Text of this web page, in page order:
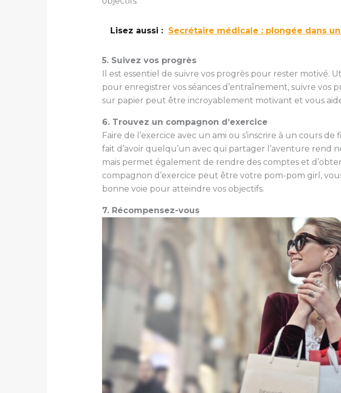
Lisez aussi : Secrétaire médicale : plongée dans
5. Suivez vos progrès
Il est essentiel de suivre vos progrès pour rester
pour enregistrer vos séances d’entraînement, suivre vos
sur papier peut être incroyablement motivant et vous
6. Trouvez un compagnon d’exercice
Faire de l’exercice avec un ami ou s’inscrire à un cours
fait d’avoir quelqu’un avec qui partager l’aventure rend
mais permet également de rendre des comptes et
compagnon d’exercice peut être votre pom-pom girl,
bonne voie pour atteindre vos objectifs.
7. Récompensez-vous